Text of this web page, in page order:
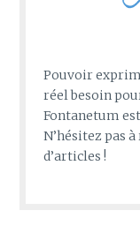
Pouvoir
réel besoin
Fontanetum est
N’hésitez pas
d’articles !